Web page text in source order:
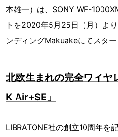
本雄一）は、SONY WF-
トを2020年5月25日（月）よ
ンディングMakuakeにてスター
北欧生まれの完全ワイヤ
K Air+SE」
LIBRATONE社の創立10周年を